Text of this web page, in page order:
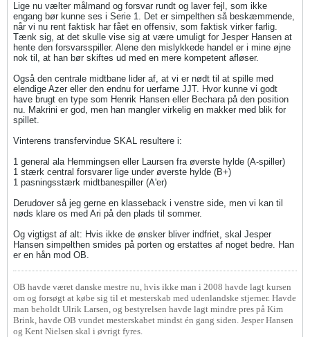
Lige nu vælter målmand og forsvar rundt og laver fejl, som ikke
engang bør kunne ses i Serie 1. Det er simpelthen så beskæmmende,
når vi nu rent faktisk har fået en offensiv, som faktisk virker farlig.
Tænk sig, at det skulle vise sig at være umuligt for Jesper Hansen at
hente den forsvarsspiller. Alene den mislykkede handel er i mine øjne
nok til, at han bør skiftes ud med en mere kompetent afløser.
Også den centrale midtbane lider af, at vi er nødt til at spille med
elendige Azer eller den endnu for uerfarne JJT. Hvor kunne vi godt
have brugt en type som Henrik Hansen eller Bechara på den position
nu. Makrini er god, men han mangler virkelig en makker med blik for
spillet.
Vinterens transfervindue SKAL resultere i:
1 general ala Hemmingsen eller Laursen fra øverste hylde (A-spiller)
1 stærk central forsvarer lige under øverste hylde (B+)
1 pasningsstærk midtbanespiller (A'er)
Derudover så jeg gerne en klasseback i venstre side, men vi kan til
nøds klare os med Ari på den plads til sommer.
Og vigtigst af alt: Hvis ikke de ønsker bliver indfriet, skal Jesper
Hansen simpelthen smides på porten og erstattes af noget bedre. Han
er en hån mod OB.
OB havde været danske mestre nu, hvis ikke man i 2008 havde lagt kursen
om og forsøgt at købe sig til et mesterskab med udenlandske stjerner. Havde
man beholdt Ulrik Larsen, og bestyrelsen havde lagt mindre pres på Kim
Brink, havde OB vundet mesterskabet mindst én gang siden. Jesper Hansen
og Kent Nielsen skal i øvrigt fyres.